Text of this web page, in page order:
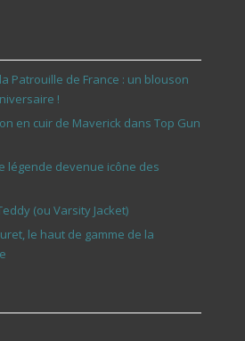
Patrouille de France : un blouson
!
en cuir de Maverick dans Top Gun
légende devenue icône des
(ou Varsity Jacket)
le haut de gamme de la